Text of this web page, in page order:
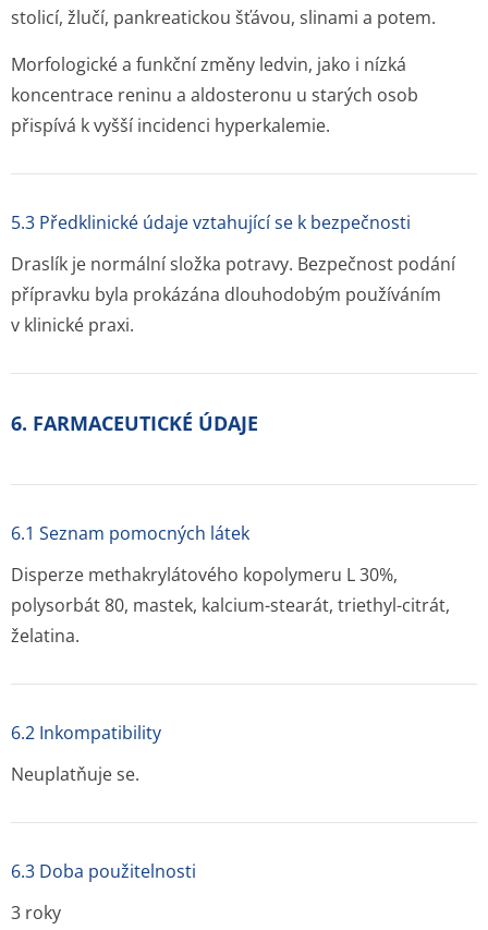
stolicí, žlučí, pankreatickou šťávou, slinami a potem.
Morfologické a funkční změny ledvin, jako i nízká
koncentrace reninu a aldosteronu u starých osob
přispívá k vyšší incidenci hyperkalemie.
5.3 Předklinické údaje vztahující se k bezpečnosti
Draslík je normální složka potravy. Bezpečnost podání
přípravku byla prokázána dlouhodobým používáním
v klinické praxi.
6. FARMACEUTICKÉ ÚDAJE
6.1 Seznam pomocných látek
Disperze methakrylátového kopolymeru L 30%,
polysorbát 80, mastek, kalcium-stearát, triethyl-citrát,
želatina.
6.2 Inkompatibility
Neuplatňuje se.
6.3 Doba použitelnosti
3 roky